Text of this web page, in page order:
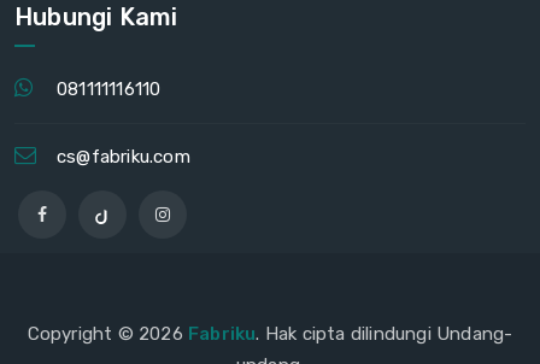
Hubungi Kami
081111116110
cs@fabriku.com
Copyright © 2026 Fabriku. Hak cipta dilindungi Undang-